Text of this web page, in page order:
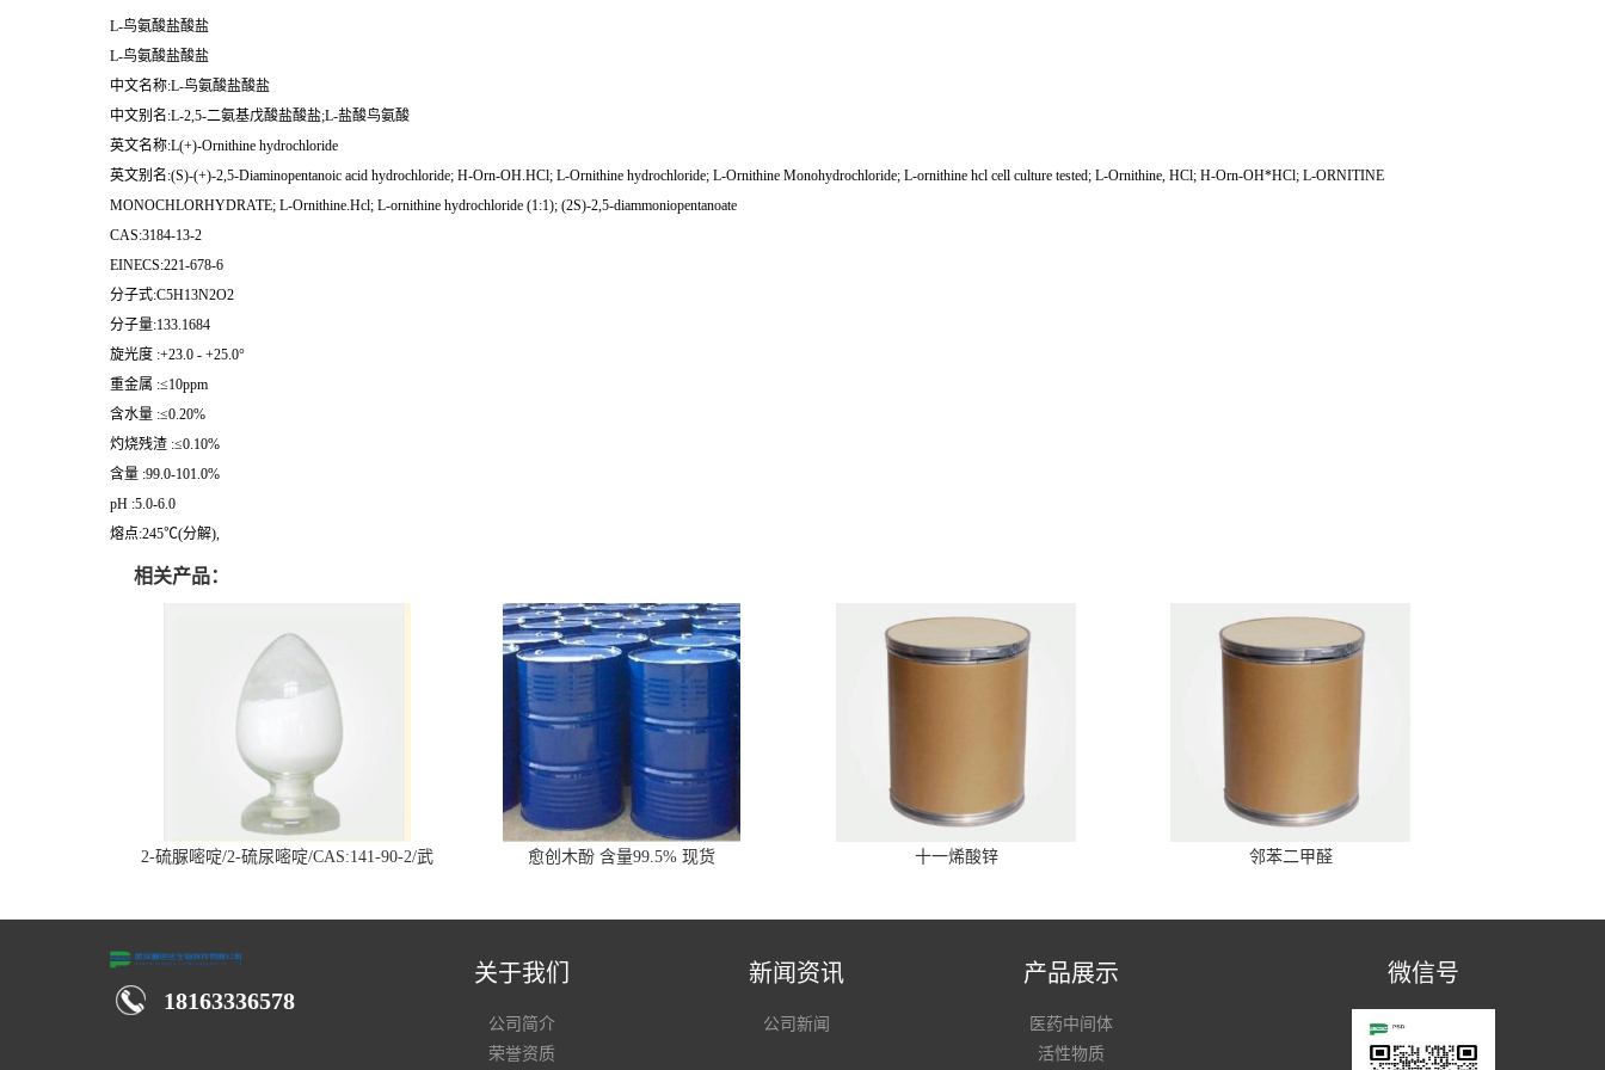
L-鸟氨酸盐酸盐
L-鸟氨酸盐酸盐
中文名称:L-鸟氨酸盐酸盐
中文别名:L-2,5-二氨基戊酸盐酸盐;L-盐酸鸟氨酸
英文名称:L(+)-Ornithine hydrochloride
英文别名:(S)-(+)-2,5-Diaminopentanoic acid hydrochloride; H-Orn-OH.HCl; L-Ornithine hydrochloride; L-Ornithine Monohydrochloride; L-ornithine hcl cell culture tested; L-Ornithine, HCl; H-Orn-OH*HCl; L-ORNITINE
MONOCHLORHYDRATE; L-Ornithine.Hcl; L-ornithine hydrochloride (1:1); (2S)-2,5-diammoniopentanoate
CAS:3184-13-2
EINECS:221-678-6
分子式:C5H13N2O2
分子量:133.1684
旋光度 :+23.0 - +25.0°
重金属 :≤10ppm
含水量 :≤0.20%
灼烧残渣 :≤0.10%
含量 :99.0-101.0%
pH :5.0-6.0
熔点:245℃(分解),
相关产品：
2-硫脲嘧啶/2-硫尿嘧啶/CAS:141-90-2/武
愈创木酚 含量99.5% 现货 十一烯酸锌 邻苯二甲醛
18163336578
关于我们
公司简介
荣誉资质
新闻资讯
公司新闻
产品展示
医药中间体
活性物质
微信号